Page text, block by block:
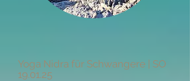
Yoga Nidra für Schwangere | SO
19.01.25